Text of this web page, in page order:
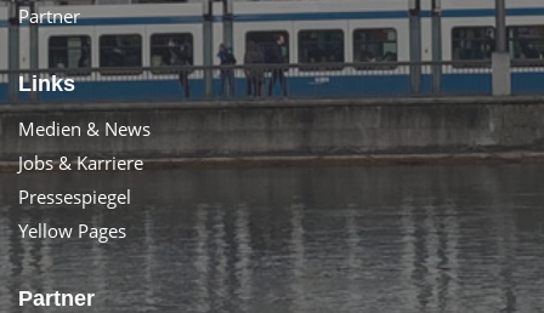
Partner
Links
Medien & News
Jobs & Karriere
Pressespiegel
Yellow Pages
Partner